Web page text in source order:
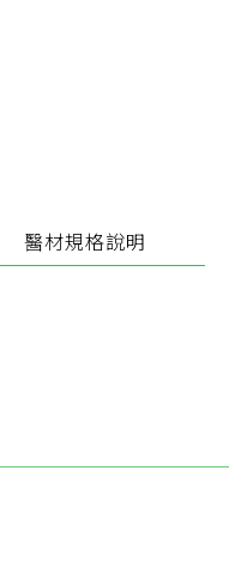
醫材規格說明